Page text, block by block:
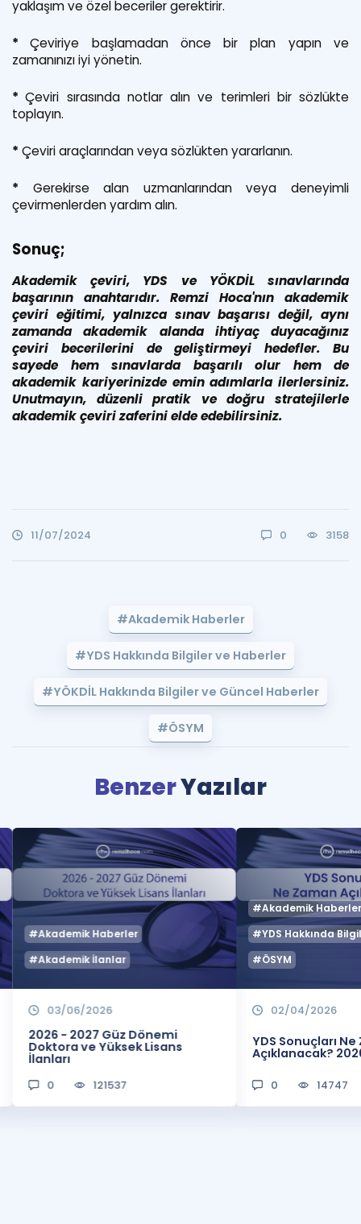
yaklaşım ve özel beceriler gerektirir.
*Çeviriye başlamadan önce bir plan yapın ve
zamanınızı iyi yönetin.
*Çeviri sırasında notlar alın ve terimleri bir sözlükte
toplayın.
* Çeviri araçlarından veya sözlükten yararlanın.
* Gerekirse alan uzmanlarından veya deneyimli
çevirmenlerden yardım alın.
Sonuç;
Akademik çeviri, YDS ve YÖKDİL sınavlarında
başarının anahtarıdır. Remzi Hoca'nın akademik
çeviri eğitimi, yalnızca sınav başarısı değil, aynı
zamanda akademik alanda ihtiyaç duyacağınız
çeviri becerilerini de geliştirmeyi hedefler. Bu
sayede hem sınavlarda başarılı olur hem de
akademik kariyerinizde emin adımlarla ilerlersiniz.
Unutmayın, düzenli pratik ve doğru stratejilerle
akademik çeviri zaferini elde edebilirsiniz.
11/07/2024 0 3158
#Akademik Haberler
#YDS Hakkında Bilgiler ve Haberler
#YÖKDİL Hakkında Bilgiler ve Güncel Haberler
#ÖSYM
BenzerYazılar
#Akademik Haberler
#Akademik İlanlar
03/06/2026
2026 - 2027 Güz Dönemi
Doktora ve Yüksek Lisans
İlanları
0 121537
#Akademik
#YDS Hakkında
#ÖSYM
02/04/2026
YDS Sonuçları
Açıklanacak?
0 14747